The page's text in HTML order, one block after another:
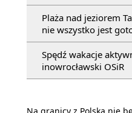
Plaża nad jeziorem
nie wszystko jest
Spędź wakacje
inowrocławski OSiR